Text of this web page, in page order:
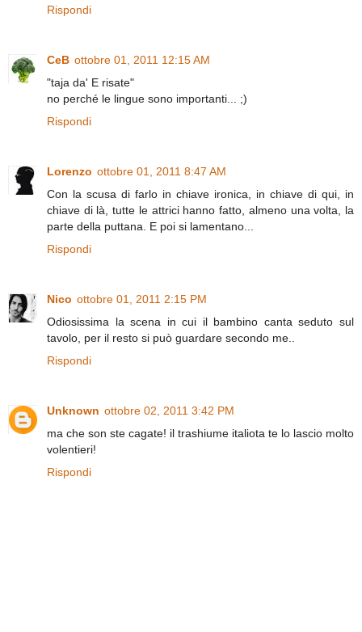
Rispondi
CeB ottobre 01, 2011 12:15 AM
"taja da' E risate"
no perché le lingue sono importanti... ;)
Rispondi
Lorenzo ottobre 01, 2011 8:47 AM
Con la scusa di farlo in chiave ironica, in chiave di qui, in
chiave di là, tutte le attrici hanno fatto, almeno una volta, la
parte della puttana. E poi si lamentano...
Rispondi
Nico ottobre 01, 2011 2:15 PM
Odiosissima la scena in cui il bambino canta seduto sul
tavolo, per il resto si può guardare secondo me..
Rispondi
Unknown ottobre 02, 2011 3:42 PM
ma che son ste cagate! il trashiume italiota te lo lascio molto
volentieri!
Rispondi